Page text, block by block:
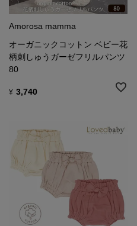
Amorosa mamma
オーガニックコットン ベビー花
柄刺しゅうガーゼフリルパンツ
80
¥ 3,740